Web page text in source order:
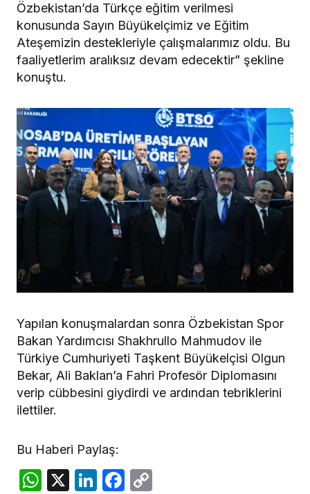
Özbekistan’da Türkçe eğitim verilmesi
konusunda Sayın Büyükelçimiz ve Eğitim
Ateşemizin destekleriyle çalışmalarımız oldu. Bu
faaliyetlerim aralıksız devam edecektir” şekline
konuştu.
Yapılan konuşmalardan sonra Özbekistan Spor
Bakan Yardımcısı Shakhrullo Mahmudov ile
Türkiye Cumhuriyeti Taşkent Büyükelçisi Olgun
Bekar, Ali Baklan’a Fahri Profesör Diplomasını
verip cübbesini giydirdi ve ardından tebriklerini
ilettiler.
Bu Haberi Paylaş:
WhatsApp
X LinkedIn
Facebook